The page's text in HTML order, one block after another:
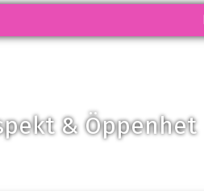
& Öppenhet